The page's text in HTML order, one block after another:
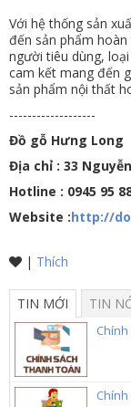
Với hệ thống sản
đến sản phẩm
người tiêu dùng,
cam kết mang đến
sản phẩm nội thất
-------------------
Đồ gỗ Hưng Long
Địa chỉ : 33
Hotline : 0945 95
Website :http://
| Thích
TIN MỚI TIN